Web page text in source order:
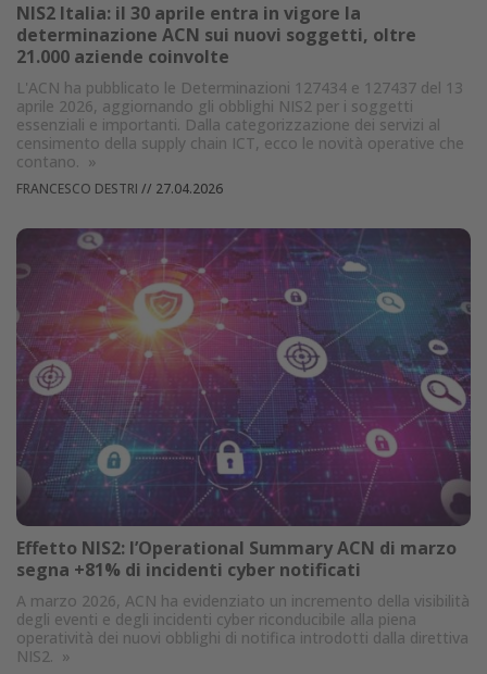
NIS2 Italia: il 30 aprile entra in vigore la
determinazione ACN sui nuovi soggetti, oltre
21.000 aziende coinvolte
L'ACN ha pubblicato le Determinazioni 127434 e 127437 del 13
aprile 2026, aggiornando gli obblighi NIS2 per i soggetti
essenziali e importanti. Dalla categorizzazione dei servizi al
censimento della supply chain ICT, ecco le novità operative che
contano. »
FRANCESCO DESTRI // 27.04.2026
Effetto NIS2: l’Operational Summary ACN di marzo
segna +81% di incidenti cyber notificati
A marzo 2026, ACN ha evidenziato un incremento della visibilità
degli eventi e degli incidenti cyber riconducibile alla piena
operatività dei nuovi obblighi di notifica introdotti dalla direttiva
NIS2. »